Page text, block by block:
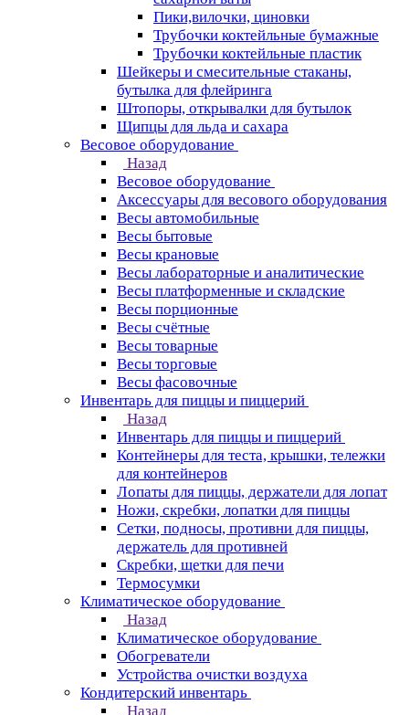
Пики,вилочки, циновки
Трубочки коктейльные бумажные
Трубочки коктейльные пластик
Шейкеры и смесительные стаканы,
бутылка для флейринга
Штопоры, открывалки для бутылок
Щипцы для льда и сахара
Весовое оборудование
Назад
Весовое оборудование
Аксессуары для весового оборудования
Весы автомобильные
Весы бытовые
Весы крановые
Весы лабораторные и аналитические
Весы платформенные и складские
Весы порционные
Весы счётные
Весы товарные
Весы торговые
Весы фасовочные
Инвентарь для пиццы и пиццерий
Назад
Инвентарь для пиццы и пиццерий
Контейнеры для теста, крышки, тележки
для контейнеров
Лопаты для пиццы, держатели для лопат
Ножи, скребки, лопатки для пиццы
Сетки, подносы, противни для пиццы,
держатель для противней
Скребки, щетки для печи
Термосумки
Климатическое оборудование
Назад
Климатическое оборудование
Обогреватели
Устройства очистки воздуха
Кондитерский инвентарь
Назад